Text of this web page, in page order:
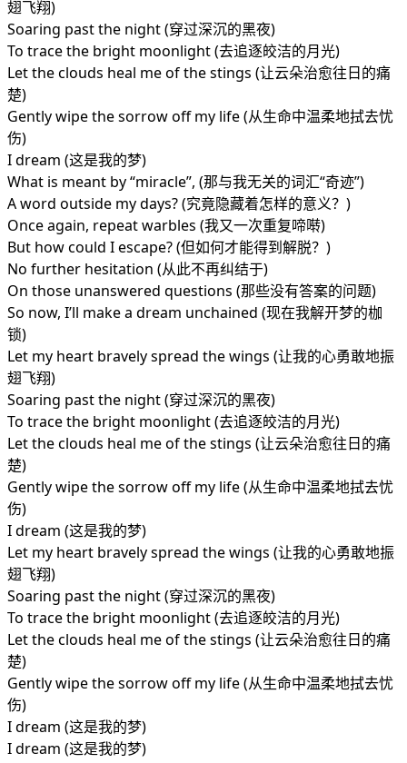
翅飞翔)
Soaring past the night (穿过深沉的黑夜)
To trace the bright moonlight (去追逐皎洁的月光)
Let the clouds heal me of the stings (让云朵治愈往日的痛
楚)
Gently wipe the sorrow off my life (从生命中温柔地拭去忧
伤)
I dream (这是我的梦)
What is meant by “miracle”, (那与我无关的词汇“奇迹”)
A word outside my days? (究竟隐藏着怎样的意义？)
Once again, repeat warbles (我又一次重复啼啭)
But how could I escape? (但如何才能得到解脱？)
No further hesitation (从此不再纠结于)
On those unanswered questions (那些没有答案的问题)
So now, I’ll make a dream unchained (现在我解开梦的枷
锁)
Let my heart bravely spread the wings (让我的心勇敢地振
翅飞翔)
Soaring past the night (穿过深沉的黑夜)
To trace the bright moonlight (去追逐皎洁的月光)
Let the clouds heal me of the stings (让云朵治愈往日的痛
楚)
Gently wipe the sorrow off my life (从生命中温柔地拭去忧
伤)
I dream (这是我的梦)
Let my heart bravely spread the wings (让我的心勇敢地振
翅飞翔)
Soaring past the night (穿过深沉的黑夜)
To trace the bright moonlight (去追逐皎洁的月光)
Let the clouds heal me of the stings (让云朵治愈往日的痛
楚)
Gently wipe the sorrow off my life (从生命中温柔地拭去忧
伤)
I dream (这是我的梦)
I dream (这是我的梦)